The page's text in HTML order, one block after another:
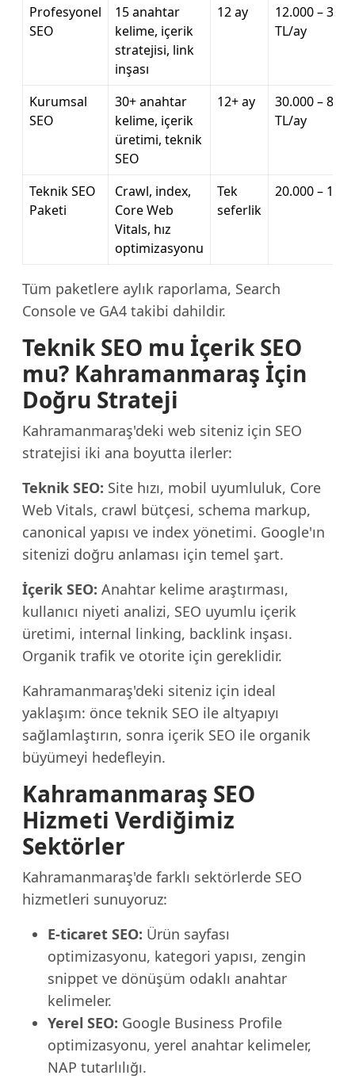
Profesyonel
SEO
15 anahtar
kelime, içerik
stratejisi, link
inşası
12 ay
12.000 –
TL/ay
Kurumsal
SEO
30+ anahtar
kelime, içerik
üretimi, teknik
SEO
12+ ay
30.000 –
TL/ay
Teknik SEO
Paketi
Crawl, index,
Core Web
Vitals, hız
optimizasyonu
Tek
seferlik
20.000 –
Tüm paketlere aylık raporlama, Search
Console ve GA4 takibi dahildir.
Teknik SEO mu İçerik SEO
mu? Kahramanmaraş İçin
Doğru Strateji
Kahramanmaraş'deki web siteniz için SEO
stratejisi iki ana boyutta ilerler:
Teknik SEO: Site hızı, mobil uyumluluk, Core
Web Vitals, crawl bütçesi, schema markup,
canonical yapısı ve index yönetimi. Google'ın
sitenizi doğru anlaması için temel şart.
İçerik SEO: Anahtar kelime araştırması,
kullanıcı niyeti analizi, SEO uyumlu içerik
üretimi, internal linking, backlink inşası.
Organik trafik ve otorite için gereklidir.
Kahramanmaraş'deki siteniz için ideal
yaklaşım: önce teknik SEO ile altyapıyı
sağlamlaştırın, sonra içerik SEO ile organik
büyümeyi hedefleyin.
Kahramanmaraş SEO
Hizmeti Verdiğimiz
Sektörler
Kahramanmaraş'de farklı sektörlerde SEO
hizmetleri sunuyoruz:
E-ticaret SEO: Ürün sayfası
optimizasyonu, kategori yapısı, zengin
snippet ve dönüşüm odaklı anahtar
kelimeler.
Yerel SEO: Google Business Profile
optimizasyonu, yerel anahtar kelimeler,
NAP tutarlılığı.